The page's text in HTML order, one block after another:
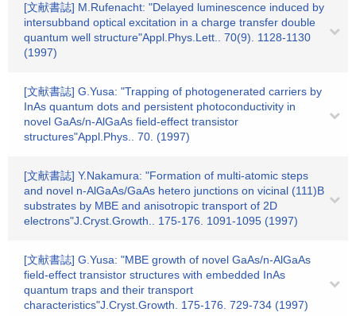
[文献書誌] M.Rufenacht: "Delayed luminescence induced by
intersubband optical excitation in a charge transfer double
quantum well structure"Appl.Phys.Lett.. 70(9). 1128-1130
(1997)
[文献書誌] G.Yusa: "Trapping of photogenerated carriers by
InAs quantum dots and persistent photoconductivity in
novel GaAs/n-AlGaAs field-effect transistor
structures"Appl.Phys.. 70. (1997)
[文献書誌] Y.Nakamura: "Formation of multi-atomic steps
and novel n-AlGaAs/GaAs hetero junctions on vicinal (111)B
substrates by MBE and anisotropic transport of 2D
electrons"J.Cryst.Growth.. 175-176. 1091-1095 (1997)
[文献書誌] G.Yusa: "MBE growth of novel GaAs/n-AlGaAs
field-effect transistor structures with embedded InAs
quantum traps and their transport
characteristics"J.Cryst.Growth. 175-176. 729-734 (1997)